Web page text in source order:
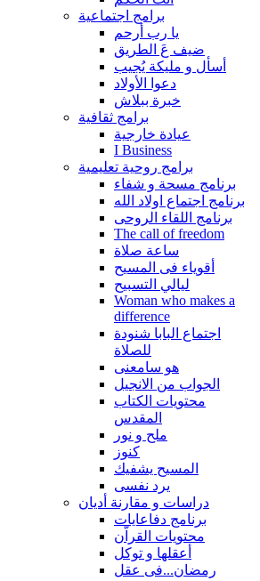
برامج اجتماعية
يا رب أرحم
ضيف عَ الطريق
أسأل و مليكة يُجيب
دعوا الأولاد
خبرة ببلاش
برامج ثقافية
عيادة خارجية
I Business
برامج روحية تعليمية
برنامج مسحة و شفاء
برنامج اجتماع اولاد الله
برنامج اللقاء الروحى
The call of freedom
ساعة صلاة
أقوياء فى المسيح
ليالي التسبيح
Woman who makes a
difference
اجتماع البابا شنودة
للصلاة
هو سامعنى
الجواب من الانجيل
محتويات الكتاب
المقدس
ملح و نور
كنوز
المسيح يشفيك
يرد نفسى
دراسات و مقارنة أديان
برنامج دفاعايات
محتويات القراّن
أعقلها و توكل
رمضان...فى عقل